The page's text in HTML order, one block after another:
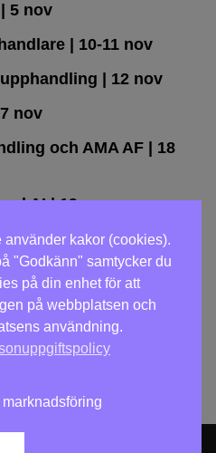
5 nov
| 10-11 nov
| 12 nov
nov
och AMA AF| 18
AI| 19 nov
effektivt| 25 nov
26 nov
3 dec
kakor (cookies).
"Godkänn" samtycker du
på din enhet för att
på webbplatsen och
användning.